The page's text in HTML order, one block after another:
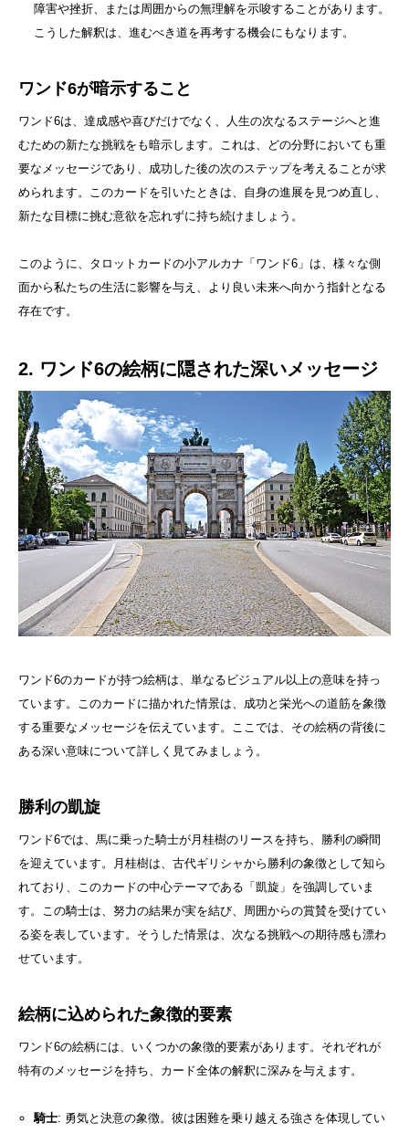
障害や挫折、または周囲からの無理解を示唆することがあります。
こうした解釈は、進むべき道を再考する機会にもなります。
ワンド6が暗示すること
ワンド6は、達成感や喜びだけでなく、人生の次なるステージへと進
むための新たな挑戦をも暗示します。これは、どの分野においても重
要なメッセージであり、成功した後の次のステップを考えることが求
められます。このカードを引いたときは、自身の進展を見つめ直し、
新たな目標に挑む意欲を忘れずに持ち続けましょう。
このように、タロットカードの小アルカナ「ワンド6」は、様々な側
面から私たちの生活に影響を与え、より良い未来へ向かう指針となる
存在です。
2. ワンド6の絵柄に隠された深いメッセージ
ワンド6のカードが持つ絵柄は、単なるビジュアル以上の意味を持っ
ています。このカードに描かれた情景は、成功と栄光への道筋を象徴
する重要なメッセージを伝えています。ここでは、その絵柄の背後に
ある深い意味について詳しく見てみましょう。
勝利の凱旋
ワンド6では、馬に乗った騎士が月桂樹のリースを持ち、勝利の瞬間
を迎えています。月桂樹は、古代ギリシャから勝利の象徴として知ら
れており、このカードの中心テーマである「凱旋」を強調していま
す。この騎士は、努力の結果が実を結び、周囲からの賞賛を受けてい
る姿を表しています。そうした情景は、次なる挑戦への期待感も漂わ
せています。
絵柄に込められた象徴的要素
ワンド6の絵柄には、いくつかの象徴的要素があります。それぞれが
特有のメッセージを持ち、カード全体の解釈に深みを与えます。
騎士: 勇気と決意の象徴。彼は困難を乗り越える強さを体現してい